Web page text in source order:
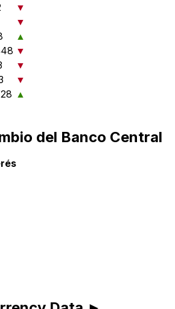
▼
▼
▲
▼
▼
▼
▲
del Banco Central